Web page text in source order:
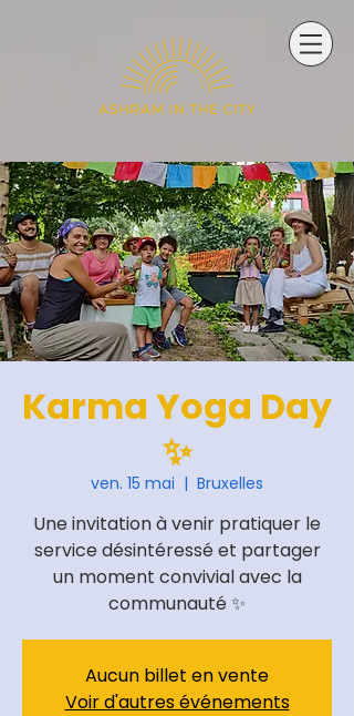
Karma Yoga Day
✨
ven. 15 mai
  |
Bruxelles
Une invitation à venir pratiquer le
service désintéressé et partager
un moment convivial avec la
communauté ✨
Aucun billet en vente
Voir d'autres événements